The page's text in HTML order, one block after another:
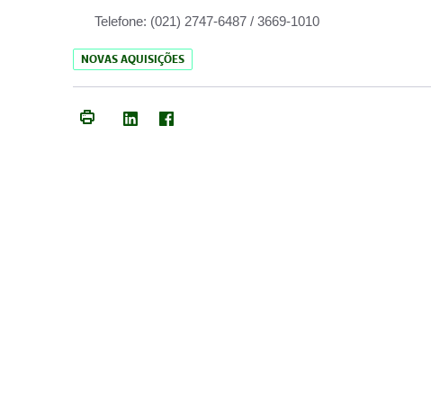
Telefone: (021) 2747-6487 / 3669-1010
NOVAS AQUISIÇÕES